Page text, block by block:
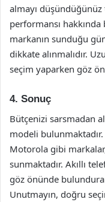
almayı
performansı
markanın sunduğu
dikkate alınmalıdır.
seçim yaparken göz
4. Sonuç
Bütçenizi sarsmadan
modeli
Motorola gibi
sunmaktadır. Akıllı
göz önünde
Unutmayın, doğru